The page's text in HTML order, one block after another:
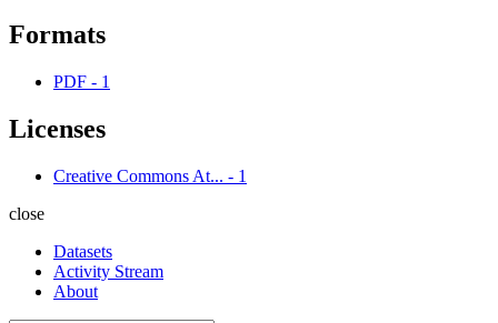
Formats
PDF - 1
Licenses
Creative Commons At... - 1
close
Datasets
Activity Stream
About